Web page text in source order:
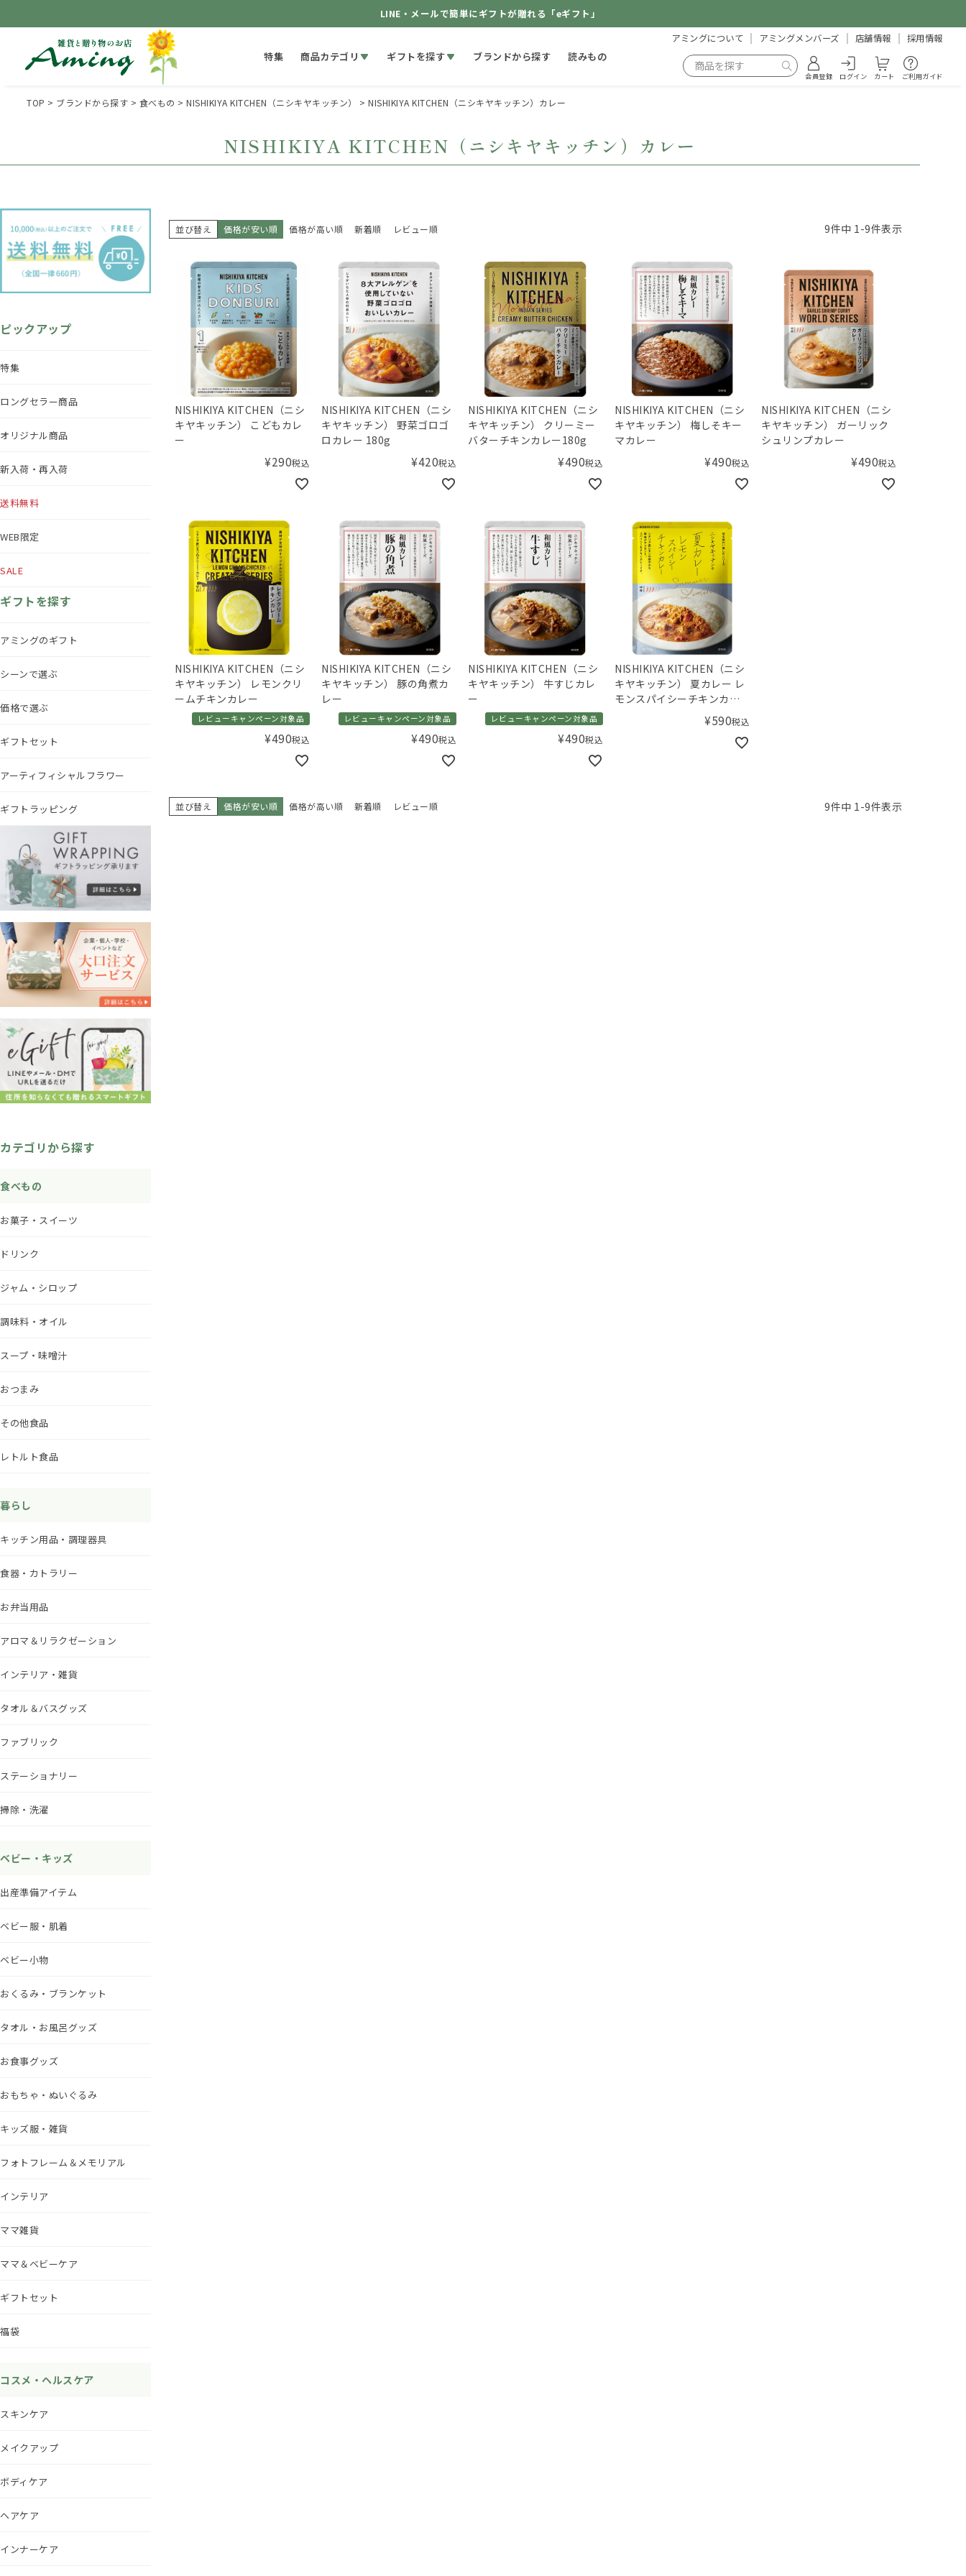
LINE・メールで簡単にギフトが贈れる「eギフト」
特集 商品カテゴリ ギフトを探す ブランドから探す 読みもの
アミングについて アミングメンバーズ 店舗情報 採用情報
会員登録 ログイン カート ご利用ガイド
TOP ブランドから探す 食べもの NISHIKIYA KITCHEN（ニシキヤキッチン） NISHIKIYA KITCHEN（ニシキヤキッチン）カレー
NISHIKIYA KITCHEN（ニシキヤキッチン）カレー
ピックアップ
特集
ロングセラー商品
オリジナル商品
新入荷・再入荷
送料無料
WEB限定
SALE
ギフトを探す
アミングのギフト
シーンで選ぶ
価格で選ぶ
ギフトセット
アーティフィシャルフラワー
ギフトラッピング
カテゴリから探す
食べもの
お菓子・スイーツ
ドリンク
ジャム・シロップ
調味料・オイル
スープ・味噌汁
おつまみ
その他食品
レトルト食品
暮らし
キッチン用品・調理器具
食器・カトラリー
お弁当用品
アロマ＆リラクゼーション
インテリア・雑貨
タオル＆バスグッズ
ファブリック
ステーショナリー
掃除・洗濯
ベビー・キッズ
出産準備アイテム
ベビー服・肌着
ベビー小物
おくるみ・ブランケット
タオル・お風呂グッズ
お食事グッズ
おもちゃ・ぬいぐるみ
キッズ服・雑貨
フォトフレーム＆メモリアル
インテリア
ママ雑貨
ママ＆ベビーケア
ギフトセット
福袋
コスメ・ヘルスケア
スキンケア
メイクアップ
ボディケア
ヘアケア
インナーケア
並び替え 価格が安い順 価格が高い順 新着順 レビュー順 9件中 1-9件表示
NISHIKIYA KITCHEN（ニシ
キヤキッチン） こどもカレ
ー
¥290税込
NISHIKIYA KITCHEN（ニシ
キヤキッチン） 野菜ゴロゴ
ロカレー 180g
¥420税込
NISHIKIYA KITCHEN（ニシ
キヤキッチン） クリーミー
バターチキンカレー180g
¥490税込
NISHIKIYA KITCHEN（ニシ
キヤキッチン） 梅しそキー
マカレー
¥490税込
NISHIKIYA KITCHEN（ニシ
キヤキッチン） ガーリック
シュリンプカレー
¥490税込
NISHIKIYA KITCHEN（ニシ
キヤキッチン） レモンクリ
ームチキンカレー
レビューキャンペーン対象品
¥490税込
NISHIKIYA KITCHEN（ニシ
キヤキッチン） 豚の角煮カ
レー
レビューキャンペーン対象品
¥490税込
NISHIKIYA KITCHEN（ニシ
キヤキッチン） 牛すじカレ
ー
レビューキャンペーン対象品
¥490税込
NISHIKIYA KITCHEN（ニシ
キヤキッチン） 夏カレー レ
モンスパイシーチキンカレ
¥590税込
並び替え 価格が安い順 価格が高い順 新着順 レビュー順 9件中 1 -9件表示